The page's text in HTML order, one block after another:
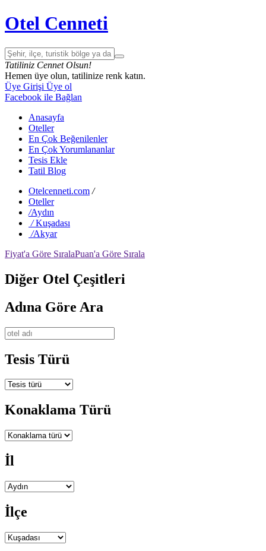
Otel Cenneti
Tatiliniz Cennet Olsun!
Hemen üye olun, tatilinize renk katın.
Üye Girişi Üye ol
Facebook ile Bağlan
Anasayfa
Oteller
En Çok Beğenilenler
En Çok Yorumlananlar
Tesis Ekle
Tatil Blog
Otelcenneti.com /
Oteller
/Aydın
/ Kuşadası
/Akyar
Fiyat'a Göre SıralaPuan'a Göre Sırala
Diğer Otel Çeşitleri
Adına Göre Ara
Tesis Türü
Konaklama Türü
İl
İlçe